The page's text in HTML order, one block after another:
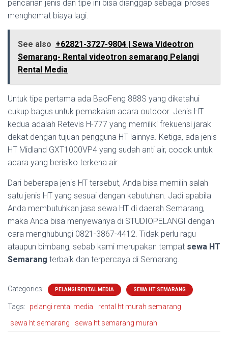
pencarian jenis dan tipe ini bisa dianggap sebagai proses
menghemat biaya lagi.
See also +62821-3727-9804 | Sewa Videotron
Semarang- Rental videotron semarang Pelangi
Rental Media
Untuk tipe pertama ada BaoFeng 888S yang diketahui
cukup bagus untuk pemakaian acara outdoor. Jenis HT
kedua adalah Retevis H-777 yang memiliki frekuensi jarak
dekat dengan tujuan pengguna HT lainnya. Ketiga, ada jenis
HT Midland GXT1000VP4 yang sudah anti air, cocok untuk
acara yang berisiko terkena air.
Dari beberapa jenis HT tersebut, Anda bisa memilih salah
satu jenis HT yang sesuai dengan kebutuhan. Jadi apabila
Anda membutuhkan jasa sewa HT di daerah Semarang,
maka Anda bisa menyewanya di STUDIOPELANGI dengan
cara menghubungi 0821-3867-4412. Tidak perlu ragu
ataupun bimbang, sebab kami merupakan tempat sewa HT
Semarang terbaik dan terpercaya di Semarang.
Categories: PELANGI RENTAL MEDIA SEWA HT SEMARANG
Tags: pelangi rental media
rental ht murah semarang
sewa ht semarang
sewa ht semarang murah